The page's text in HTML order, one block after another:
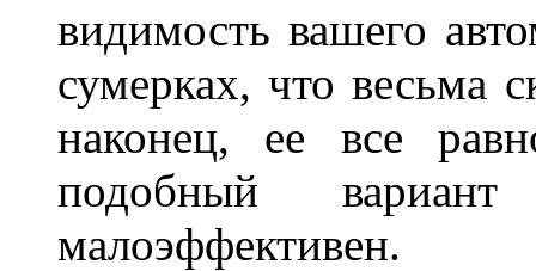
видимость вашего
сумерках, что весьма
наконец, ее все
подобный
малоэффективен.